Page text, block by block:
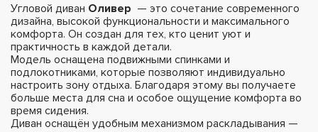
Угловой диван Оливер — это сочетание современного
дизайна, высокой функциональности и максимального
комфорта. Он создан для тех, кто ценит уют и
практичность в каждой детали.
Модель оснащена подвижными спинками и
подлокотниками, которые позволяют индивидуально
настроить зону отдыха. Благодаря этому вы получаете
больше места для сна и особое ощущение комфорта во
время сидения.
Диван оснащён удобным механизмом раскладывания —